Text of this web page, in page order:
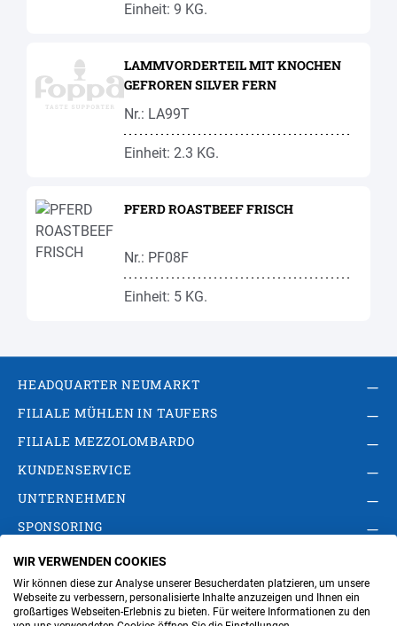
Einheit: 9 KG.
LAMMVORDERTEIL MIT KNOCHEN
GEFROREN SILVER FERN
Nr.: LA99T
Einheit: 2.3 KG.
PFERD ROASTBEEF FRISCH
Nr.: PF08F
Einheit: 5 KG.
HEADQUARTER NEUMARKT
FILIALE MÜHLEN IN TAUFERS
FILIALE MEZZOLOMBARDO
KUNDENSERVICE
UNTERNEHMEN
SPONSORING
AGB Privacy Policy
Impressum
Cookie-Einstellungen ändern
Verwaltung
WIR VERWENDEN COOKIES
Wir können diese zur Analyse unserer Besucherdaten platzieren, um unsere
Webseite zu verbessern, personalisierte Inhalte anzuzeigen und Ihnen ein
großartiges Webseiten-Erlebnis zu bieten. Für weitere Informationen zu den